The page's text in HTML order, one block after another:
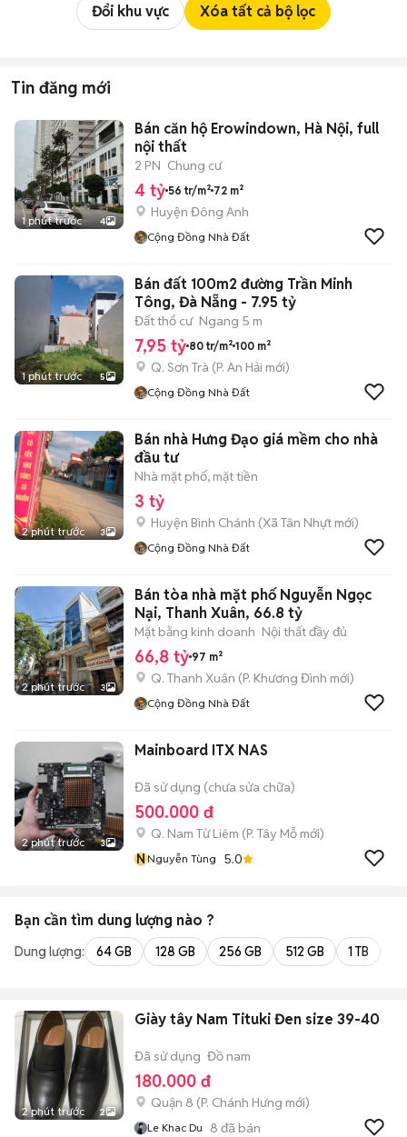
Đổi khu vực Xóa tất cả bộ lọc
Tin đăng mới
1 phút trước 4
Bán căn hộ Erowindown, Hà Nội, full
nội thất
2 PN Chung cư
4 tỷ 56 tr/m² 72 m²
Huyện Đông Anh
Cộng Đồng Nhà Đất
1 phút trước 5
Bán đất 100m2 đường Trần Minh
Tông, Đà Nẵng - 7.95 tỷ
Đất thổ cư Ngang 5 m
7,95 tỷ 80 tr/m² 100 m²
Q. Sơn Trà (P. An Hải mới)
Cộng Đồng Nhà Đất
2 phút trước 3
Bán nhà Hưng Đạo giá mềm cho nhà
đầu tư
Nhà mặt phố, mặt tiền
3 tỷ
Huyện Bình Chánh (Xã Tân Nhựt mới)
Cộng Đồng Nhà Đất
2 phút trước 3
Bán tòa nhà mặt phố Nguyễn Ngọc
Nại, Thanh Xuân, 66.8 tỷ
Mặt bằng kinh doanh Nội thất đầy đủ
66,8 tỷ 97 m²
Q. Thanh Xuân (P. Khương Đình mới)
Cộng Đồng Nhà Đất
2 phút trước 3
Mainboard ITX NAS
Đã sử dụng (chưa sửa chữa)
500.000 đ
Q. Nam Từ Liêm (P. Tây Mỗ mới)
NNguyễn Tùng 5.0
Bạn cần tìm dung lượng nào ?
Dung lượng: 64 GB 128 GB 256 GB 512 GB 1 TB
2 phút trước 2
Giày tây Nam Tituki Đen size 39-40
Đã sử dụng Đồ nam
180.000 đ
Quận 8 (P. Chánh Hưng mới)
Le Khac Du 8 đã bán